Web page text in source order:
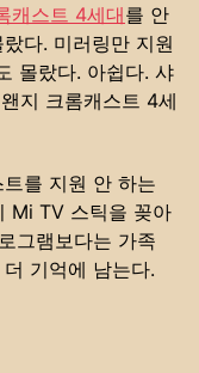
캐스트 4세대를 안
다. 미러링만 지원
몰랐다. 아쉽다. 샤
지 크롬캐스트 4세
를 지원 안 하는
Mi TV 스틱을 꽂아
그램보다는 가족
기억에 남는다.